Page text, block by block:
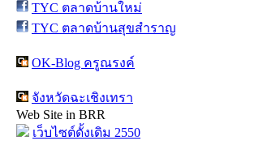
TYC ตลาดบ้านใหม่
TYC ตลาดบ้านสุขสำราญ
OK-Blog ครูณรงค์
จังหวัดฉะเชิงเทรา
Web Site in BRR
เว็บไซต์ดั้งเดิม 2550